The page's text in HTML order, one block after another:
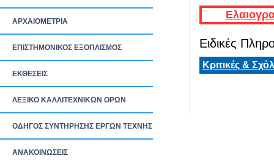
ΑΡΧΑΙΟΜΕΤΡΙΑ
ΕΠΙΣΤΗΜΟΝΙΚΟΣ ΕΞΟΠΛΙΣΜΟΣ
ΕΚΘΕΣΕΙΣ
ΛΕΞΙΚΟ ΚΑΛΛΙΤΕΧΝΙΚΩΝ ΟΡΩΝ
ΟΔΗΓΟΣ ΣΥΝΤΗΡΗΣΗΣ ΕΡΓΩΝ ΤΕΧΝΗΣ
ΑΝΑΚΟΙΝΩΣΕΙΣ
Ειδικές
Κριτικές &